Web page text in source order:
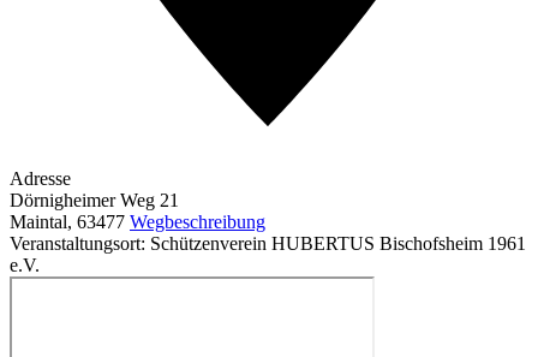
Adresse
Dörnigheimer Weg 21
Maintal, 63477 Wegbeschreibung
Veranstaltungsort: Schützenverein HUBERTUS Bischofsheim 1961
e.V.